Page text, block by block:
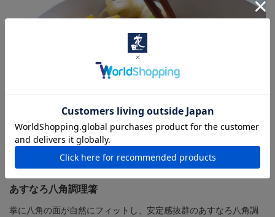
あすなろ八角調理箸
掌に八角の面が自然にフィットし、安定感抜群のあすなろ八角調